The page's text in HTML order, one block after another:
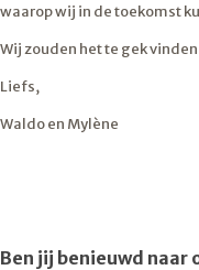
waarop wij in de toekomst
Wij zouden het te gek
Liefs,
Waldo en Mylène
Ben jij benieuwd naar